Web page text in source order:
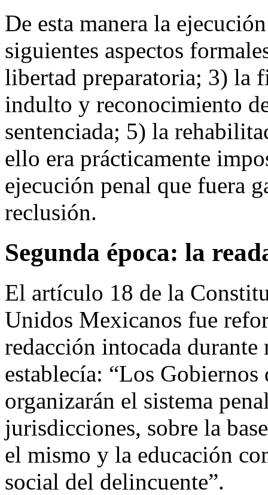
De esta manera la
siguientes aspectos
libertad preparatoria; 3) la
indulto y reconocimiento
sentenciada; 5) la
ello era prácticamente
ejecución penal que fuera
reclusión.
Segunda época: la
El artículo 18 de la
Unidos Mexicanos fue
redacción intocada durante
establecía: “Los
organizarán el sistema
jurisdicciones, sobre la
el mismo y la educación
social del delincuente”.